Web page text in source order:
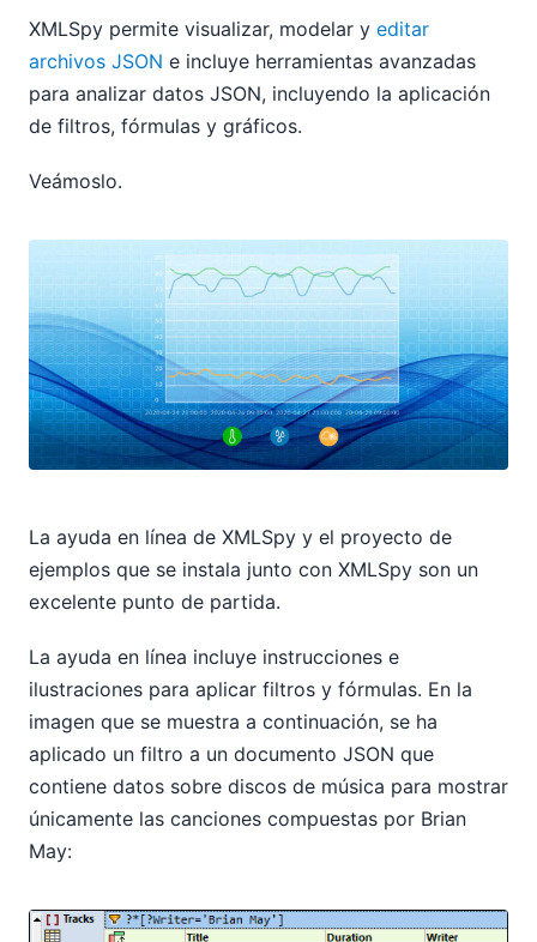
XMLSpy permite visualizar, modelar y editar
archivos JSON e incluye herramientas avanzadas
para analizar datos JSON, incluyendo la aplicación
de filtros, fórmulas y gráficos.
Veámoslo.
La ayuda en línea de XMLSpy y el proyecto de
ejemplos que se instala junto con XMLSpy son un
excelente punto de partida.
La ayuda en línea incluye instrucciones e
ilustraciones para aplicar filtros y fórmulas. En la
imagen que se muestra a continuación, se ha
aplicado un filtro a un documento JSON que
contiene datos sobre discos de música para mostrar
únicamente las canciones compuestas por Brian
May: